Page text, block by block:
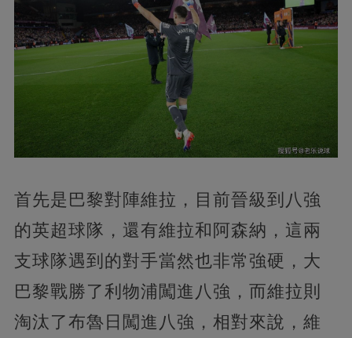
首先是巴黎對陣維拉，目前晉級到八強
的英超球隊，還有維拉和阿森納，這兩
支球隊遇到的對手當然也非常強硬，大
巴黎戰勝了利物浦闖進八強，而維拉則
淘汰了布魯日闖進八強，相對來說，維